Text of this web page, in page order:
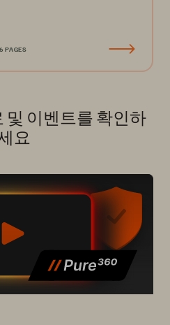
PAGES
및 이벤트를 확인하
요